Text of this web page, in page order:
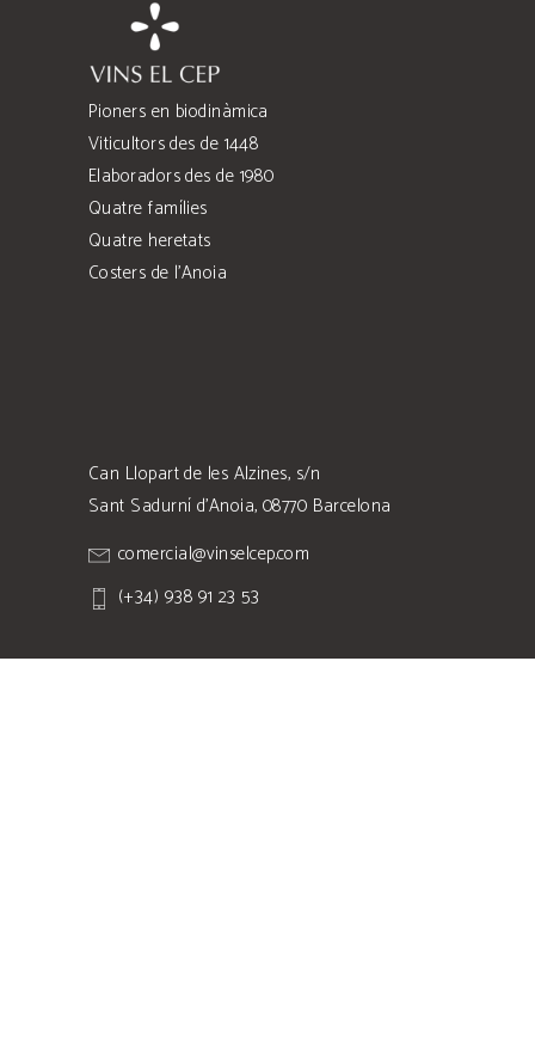
Pioners en biodinàmica
Viticultors des de 1448
Elaboradors des de 1980
Quatre famílies
Quatre heretats
Costers de l’Anoia
Can Llopart de les Alzines, s/n
Sant Sadurní d'Anoia, 08770 Barcelona
comercial@vinselcep.com
(+34) 938 91 23 53